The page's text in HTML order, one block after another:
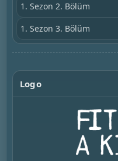
1. Sezon 2. Bölüm
1. Sezon 3. Bölüm
Logo